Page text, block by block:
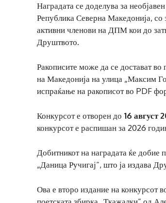
Наградата се доделува за
Република Северна Македонија, со
активни членови на ДПМ кои до
Друштвото.
Ракописите може да се достават
на Македонија на улица „Максим
испраќање на ракописот во PDF
Конкурсот е отворен до 16 август
конкурсот е распишан за 2026
Добитникот на наградата ќе добие
„Даница Ручигај“, што ја издава
Ова е второ издание на конкурсот